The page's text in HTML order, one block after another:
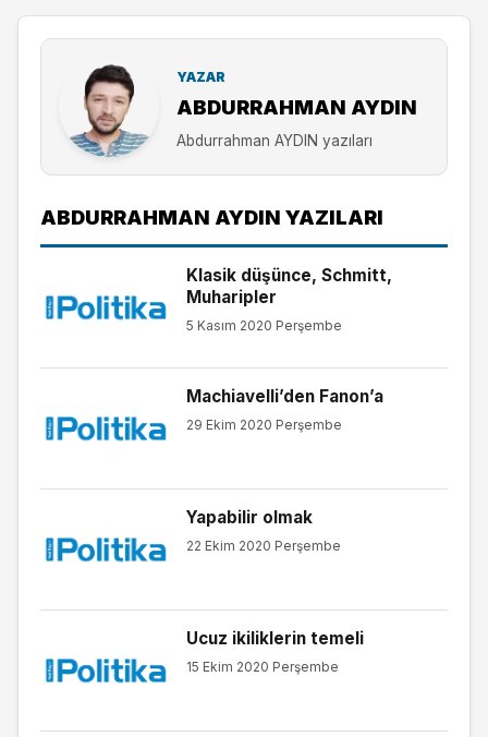
YAZAR
ABDURRAHMAN AYDIN
Abdurrahman AYDIN yazıları
ABDURRAHMAN AYDIN YAZILARI
Klasik düşünce, Schmitt,
Muharipler
5 Kasım 2020 Perşembe
Machiavelli’den Fanon’a
29 Ekim 2020 Perşembe
Yapabilir olmak
22 Ekim 2020 Perşembe
Ucuz ikiliklerin temeli
15 Ekim 2020 Perşembe